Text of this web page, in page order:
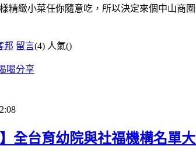
精緻小菜任你隨意吃，所以決定來個中山商
邦 留言(4) 人氣()
喝分享
】全台育幼院與社福機構名單